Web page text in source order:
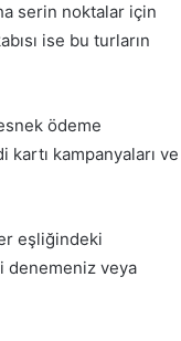
serin noktalar için
ise bu turların
ödeme
kartı kampanyaları ve
eşliğindeki
denemeniz veya